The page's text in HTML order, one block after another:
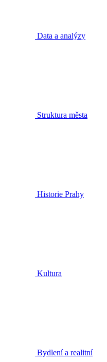
Data a analýzy
Struktura města
Historie Prahy
Kultura
Bydlení a realitní